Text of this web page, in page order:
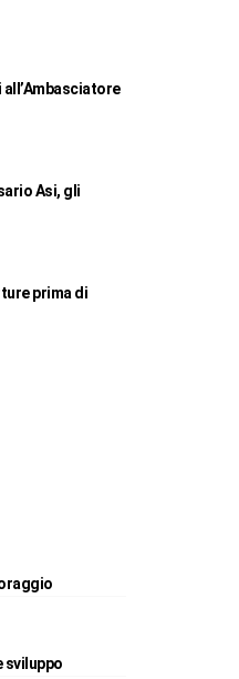
Asi, gli
prima di
sviluppo